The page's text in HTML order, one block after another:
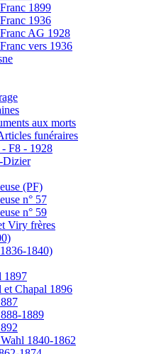
1899
1936
AG 1928
vers 1936
aux morts
funéraires
F8 - 1928
Dizier
(PF)
n° 57
n° 59
Viry frères
1840)
1897
Chapal 1896
1889
1840-1862